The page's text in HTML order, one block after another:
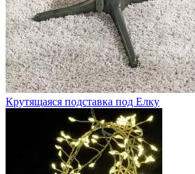
Крутящаяся подставка под Елку